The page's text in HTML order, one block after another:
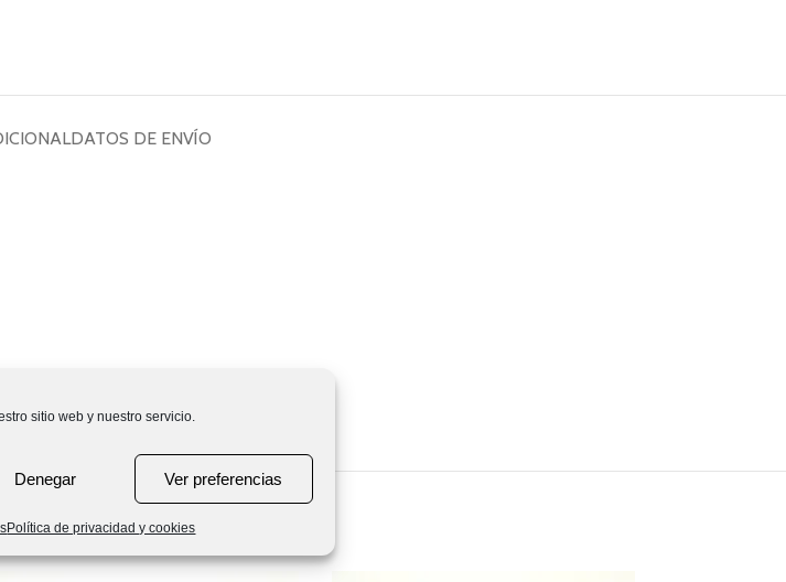
sitio web y nuestro servicio.
Denegar Ver preferencias
Política de privacidad y cookies
DATOS DE ENVÍO